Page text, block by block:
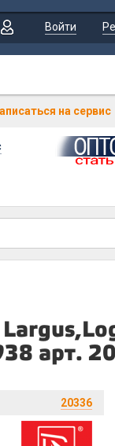
Войти
на сервис
арт.
20336